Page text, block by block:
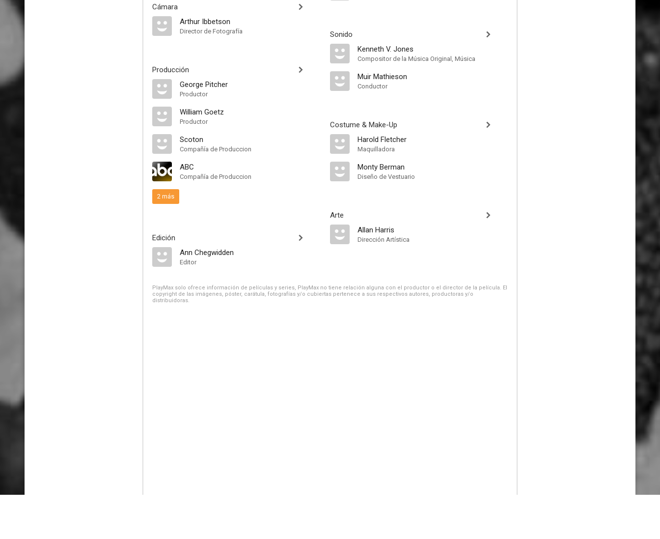
Cámara
Arthur Ibbetson
Director de Fotografía
Producción
George Pitcher
Productor
William Goetz
Productor
Scoton
Compañía de Produccion
ABC
Compañía de Produccion
2 más
Edición
Ann Chegwidden
Editor
Sonido
Kenneth V. Jones
Compositor de la Música Original, Música
Muir Mathieson
Conductor
Costume & Make-Up
Harold Fletcher
Maquilladora
Monty Berman
Diseño de Vestuario
Arte
Allan Harris
Dirección Artística
PlayMax solo ofrece información de películas y series, PlayMax no tiene relación alguna con el productor o el director de la película. El
copyright de las imágenes, póster, carátula, fotografías y/o cubiertas pertenece a sus respectivos autores, productoras y/o
distribuidoras.